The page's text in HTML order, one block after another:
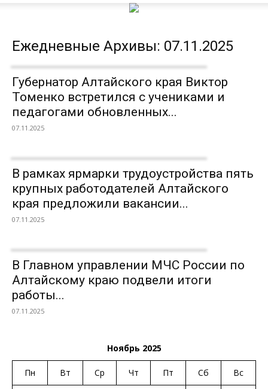
Ежедневные Архивы: 07.11.2025
Губернатор Алтайского края Виктор
Томенко встретился с учениками и
педагогами обновленных...
07.11.2025
В рамках ярмарки трудоустройства пять
крупных работодателей Алтайского
края предложили вакансии...
07.11.2025
В Главном управлении МЧС России по
Алтайскому краю подвели итоги
работы...
07.11.2025
Ноябрь 2025
Пн Вт Ср Чт Пт Сб Вс